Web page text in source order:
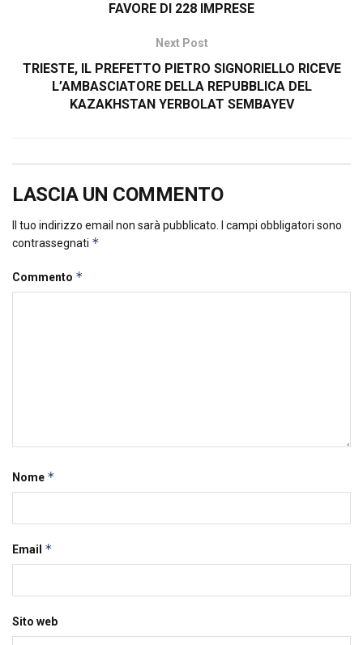
FAVORE DI 228 IMPRESE
Next Post
TRIESTE, IL PREFETTO PIETRO SIGNORIELLO RICEVE
L’AMBASCIATORE DELLA REPUBBLICA DEL
KAZAKHSTAN YERBOLAT SEMBAYEV
LASCIA UN COMMENTO
Il tuo indirizzo email non sarà pubblicato.
I campi obbligatori sono
contrassegnati *
Commento *
Nome *
Email *
Sito web